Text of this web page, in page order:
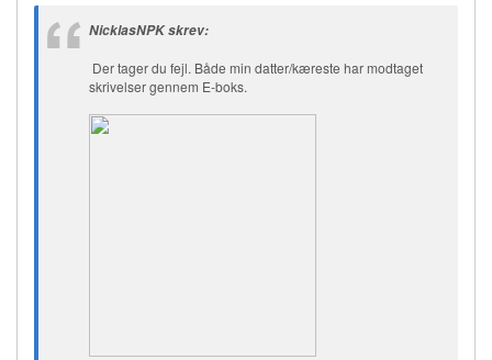
NicklasNPK skrev:
Der tager du fejl. Både min datter/kæreste har modtaget
skrivelser gennem E-boks.